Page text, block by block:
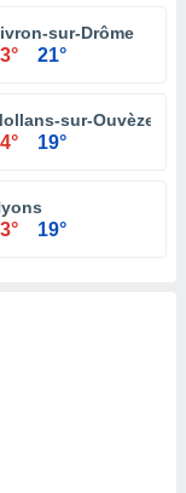
sur-Drôme
21°
sur-Ouvèze
19°
19°